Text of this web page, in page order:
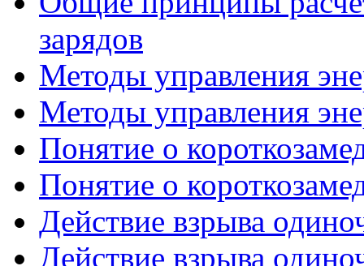
зарядов
Методы управления
Методы управления
Понятие о
Понятие о
Действие взрыва
Действие взрыва